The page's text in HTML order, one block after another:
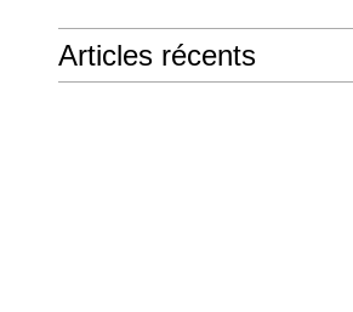
Articles récents